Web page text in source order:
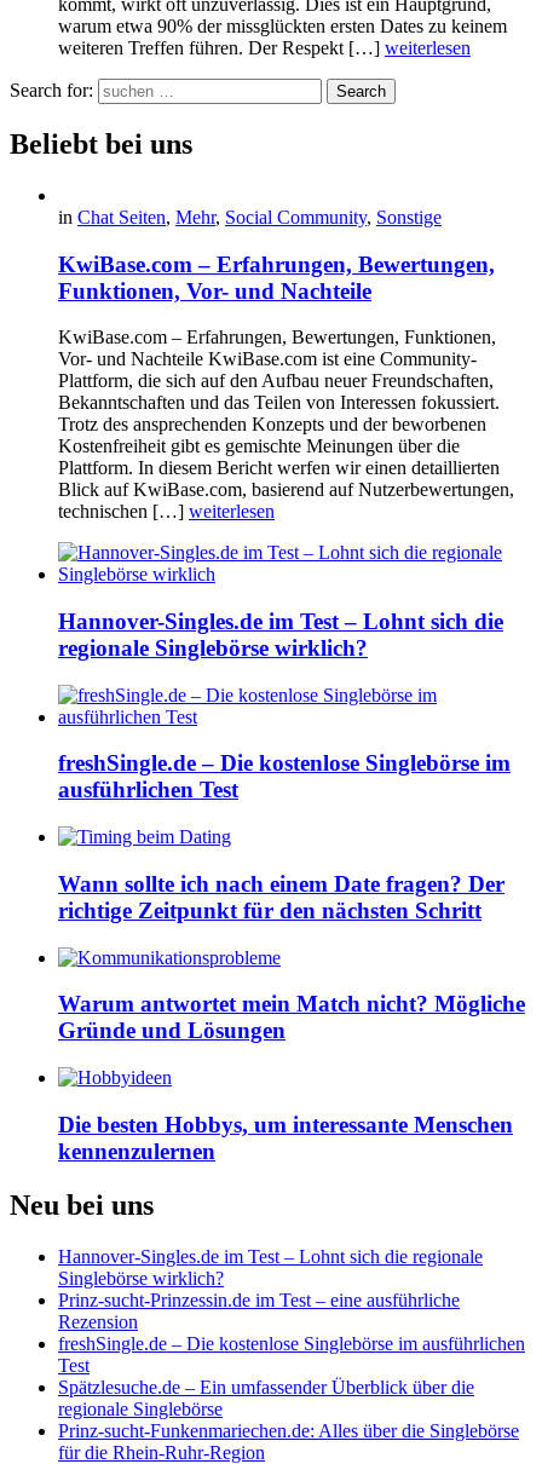
kommt, wirkt oft unzuverlässig. Dies ist ein Hauptgrund,
warum etwa 90% der missglückten ersten Dates zu keinem
weiteren Treffen führen. Der Respekt […] weiterlesen
Search for: Search
Beliebt bei uns
in Chat Seiten, Mehr, Social Community, Sonstige
KwiBase.com – Erfahrungen, Bewertungen,
Funktionen, Vor- und Nachteile
KwiBase.com – Erfahrungen, Bewertungen, Funktionen,
Vor- und Nachteile KwiBase.com ist eine Community-
Plattform, die sich auf den Aufbau neuer Freundschaften,
Bekanntschaften und das Teilen von Interessen fokussiert.
Trotz des ansprechenden Konzepts und der beworbenen
Kostenfreiheit gibt es gemischte Meinungen über die
Plattform. In diesem Bericht werfen wir einen detaillierten
Blick auf KwiBase.com, basierend auf Nutzerbewertungen,
technischen […] weiterlesen
Hannover-Singles.de im Test – Lohnt sich die
regionale Singlebörse wirklich?
freshSingle.de – Die kostenlose Singlebörse im
ausführlichen Test
Wann sollte ich nach einem Date fragen? Der
richtige Zeitpunkt für den nächsten Schritt
Warum antwortet mein Match nicht? Mögliche
Gründe und Lösungen
Die besten Hobbys, um interessante Menschen
kennenzulernen
Neu bei uns
Hannover-Singles.de im Test – Lohnt sich die regionale
Singlebörse wirklich?
Prinz-sucht-Prinzessin.de im Test – eine ausführliche
Rezension
freshSingle.de – Die kostenlose Singlebörse im ausführlichen
Test
Spätzlesuche.de – Ein umfassender Überblick über die
regionale Singlebörse
Prinz-sucht-Funkenmariechen.de: Alles über die Singlebörse
für die Rhein-Ruhr-Region